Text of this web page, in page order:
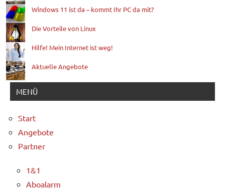
Windows 11 ist da – kommt Ihr PC da mit?
Die Vorteile von Linux
Hilfe! Mein Internet ist weg!
Aktuelle Angebote
MENÜ
Start
Angebote
Partner
1&1
Aboalarm